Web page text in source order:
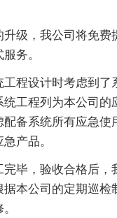
升级，我公司将免费
务。
工程设计时考虑到了
统工程列为本公司的
备系统所有应急使
产品。
完毕，验收合格后，
据本公司的定期巡检